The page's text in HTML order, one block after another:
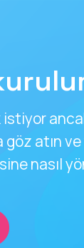
ancak
göz atın
nasıl